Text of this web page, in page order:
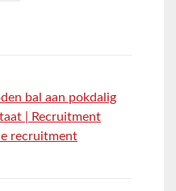
bal aan pokdalig
| Recruitment
recruitment